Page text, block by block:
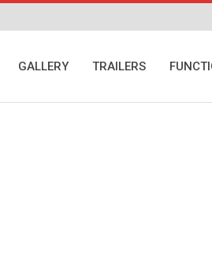
GALLERY TRAILERS